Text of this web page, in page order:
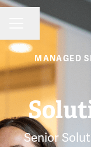
KARRIÄRMENY
Dela sidan
MANAGED
Senior